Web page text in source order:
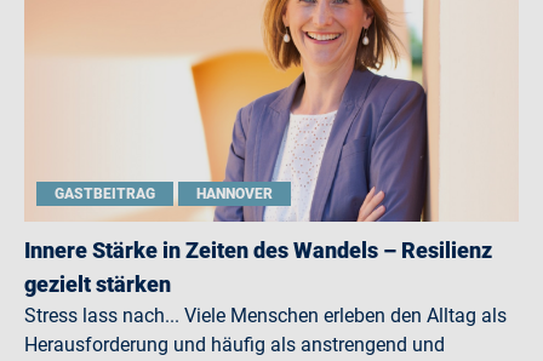
GASTBEITRAG HANNOVER
Innere Stärke in Zeiten des Wandels – Resilienz
gezielt stärken
Stress lass nach... Viele Menschen erleben den Alltag als
Herausforderung und häufig als anstrengend und